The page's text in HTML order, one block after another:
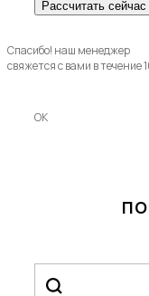
Спасибо! наш менеджер
свяжется с вами в течение
OK